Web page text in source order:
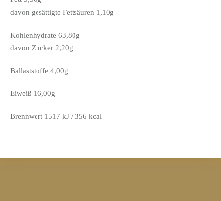
davon gesättigte Fettsäuren 1,10g
Kohlenhydrate 63,80g
davon Zucker 2,20g
Ballaststoffe 4,00g
Eiweiß 16,00g
Brennwert 1517 kJ / 356 kcal